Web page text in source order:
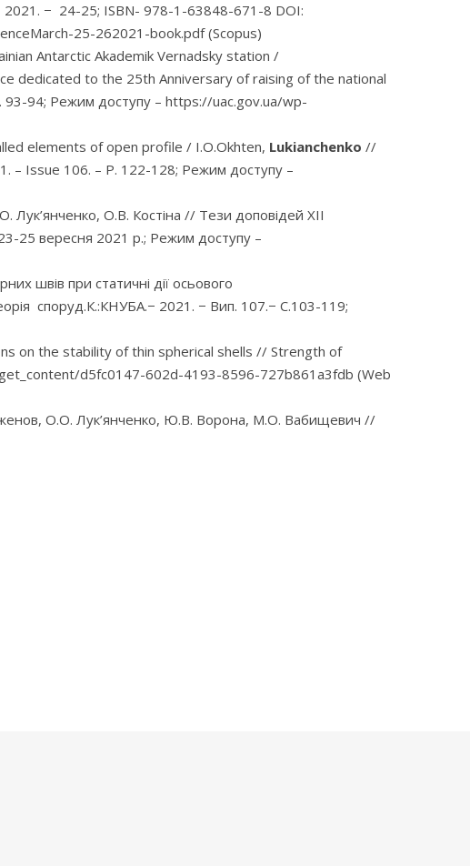
2021. − 24-25; ISBN- 978-1-63848-671-8 DOI:
25-262021-book.pdf (Scopus)
Antarctic Akademik Vernadsky station /
dedicated to the 25th Anniversary of raising of the national
93-94; Режим доступу – https://uac.gov.ua/wp-
elements of open profile / I.O.Okhten, Lukianchenko //
– Issue 106. – P. 122-128; Режим доступу –
Лук’янченко, О.В. Костіна // Тези доповідей XII
23-25 вересня 2021 р.; Режим доступу –
швів при статичні дії осьового
споруд.К.:КНУБА.− 2021. − Вип. 107.− С.103-119;
on the stability of thin spherical shells // Strength of
d5fc0147-602d-4193-8596-727b861a3fdb (Web
О.О. Лук’янченко, Ю.В. Ворона, М.О. Вабищевич //